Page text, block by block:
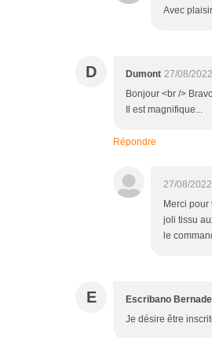
Avec
D Dumont 27/08/
Bonjour <br />
Il est magnifique...
Répondre
27/08/
Merci pour
joli tissu
le
E Escribano
Je désire être